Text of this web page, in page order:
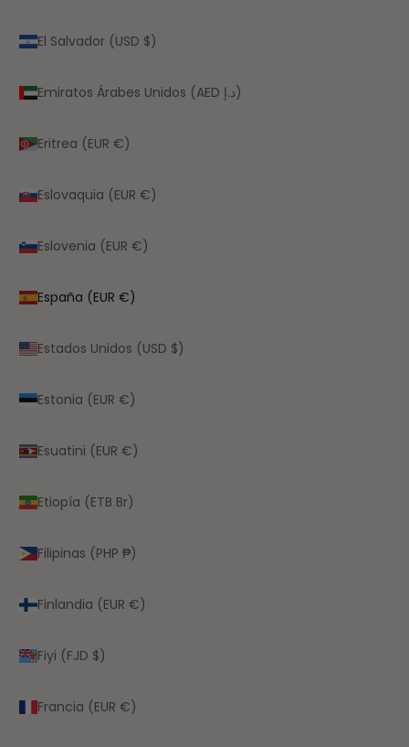
El Salvador (USD $)
Emiratos Árabes Unidos (AED د.إ)
Eritrea (EUR €)
Eslovaquia (EUR €)
Eslovenia (EUR €)
España (EUR €)
Estados Unidos (USD $)
Estonia (EUR €)
Esuatini (EUR €)
Etiopía (ETB Br)
Filipinas (PHP ₱)
Finlandia (EUR €)
Fiyi (FJD $)
Francia (EUR €)